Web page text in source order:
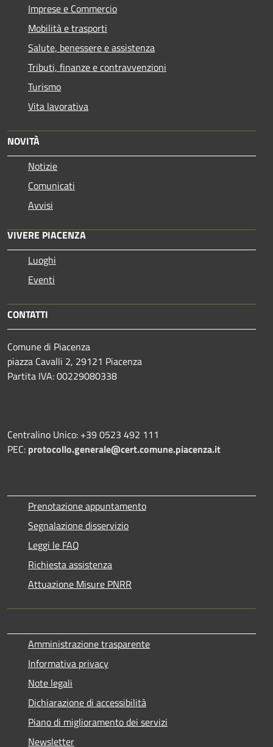
Imprese e Commercio
Mobilità e trasporti
Salute, benessere e assistenza
Tributi, finanze e contravvenzioni
Turismo
Vita lavorativa
NOVITÀ
Notizie
Comunicati
Avvisi
VIVERE PIACENZA
Luoghi
Eventi
CONTATTI
Comune di Piacenza
piazza Cavalli 2, 29121 Piacenza
Partita IVA: 00229080338
Centralino Unico: +39 0523 492 111
PEC: protocollo.generale@cert.comune.piacenza.it
Prenotazione appuntamento
Segnalazione disservizio
Leggi le FAQ
Richiesta assistenza
Attuazione Misure PNRR
Amministrazione trasparente
Informativa privacy
Note legali
Dichiarazione di accessibilità
Piano di miglioramento dei servizi
Newsletter